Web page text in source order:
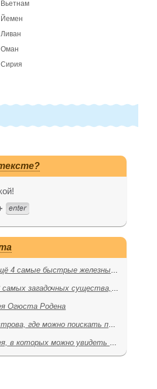
Вьетнам
Йемен
Ливан
Оман
Сирия
Шанхайская и ещё 4 самые быстрые железные дороги в мире
Несси и ещё 2 самых загадочных существа, которых можно попытаться поймать
Огюста Родена
3 острова, где можно поискать пиратские клады
3 лучших музея, в которых можно увидеть шедевры Клода Моне